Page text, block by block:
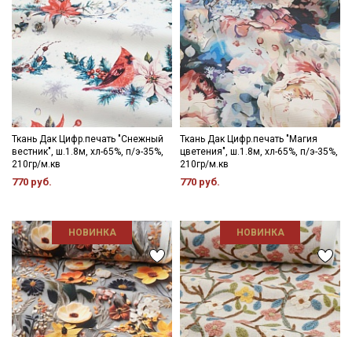
Ткань Дак Цифр.печать "Снежный
вестник", ш.1.8м, хл-65%, п/э-35%,
210гр/м.кв
770 руб.
Ткань Дак Цифр.печать "Магия
цветения", ш.1.8м, хл-65%, п/э-35%,
210гр/м.кв
770 руб.
НОВИНКА НОВИНКА